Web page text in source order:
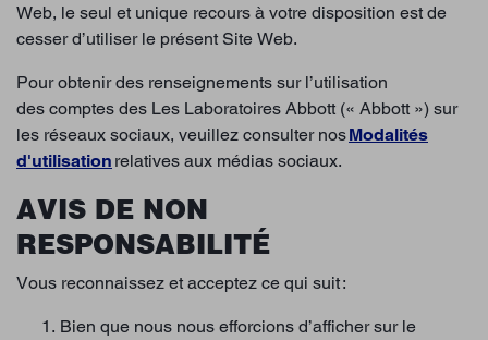
Web, le seul et unique recours à votre disposition est de
cesser d’utiliser le présent Site Web.
Pour obtenir des renseignements sur l’utilisation
des comptes des Les Laboratoires Abbott (« Abbott ») sur
les réseaux sociaux, veuillez consulter nosModalités
d'utilisation relatives aux médias sociaux.
AVIS DE NON
RESPONSABILITÉ
Vous reconnaissez et acceptez ce qui suit :
Bien que nous nous efforcions d’afficher sur le